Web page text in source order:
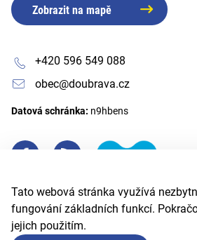
Tato webová stránka využívá
fungování základních funkcí.
jejich použitím.
Zobrazit na mapě
+420 596 549 088
obec@doubrava.cz
Datová schránka: n9hbens